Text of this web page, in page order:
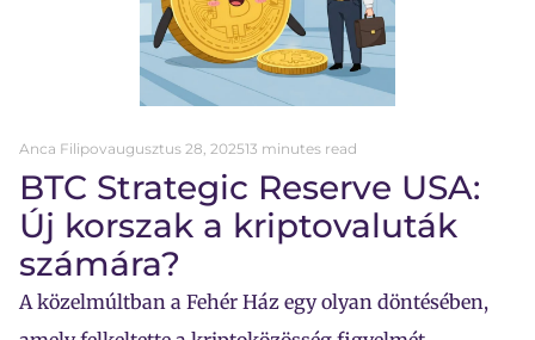
Anca Filipovaugusztus 28, 202513 minutes read
BTC Strategic Reserve USA:
Új korszak a kriptovaluták
számára?
A közelmúltban a Fehér Ház egy olyan döntésében,